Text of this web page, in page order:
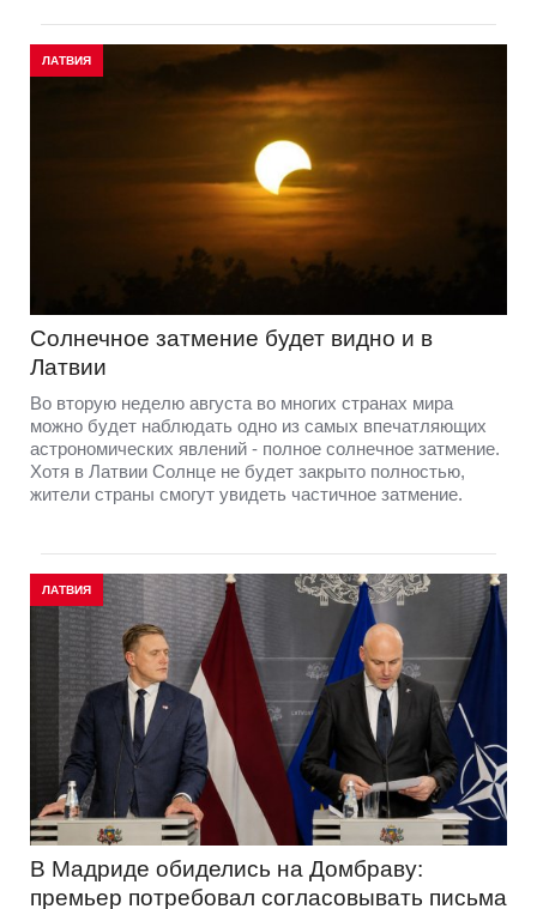
ЛАТВИЯ
Солнечное затмение будет видно и в
Латвии
Во вторую неделю августа во многих странах мира
можно будет наблюдать одно из самых впечатляющих
астрономических явлений - полное солнечное затмение.
Хотя в Латвии Солнце не будет закрыто полностью,
жители страны смогут увидеть частичное затмение.
ЛАТВИЯ
В Мадриде обиделись на Домбраву:
премьер потребовал согласовывать письма